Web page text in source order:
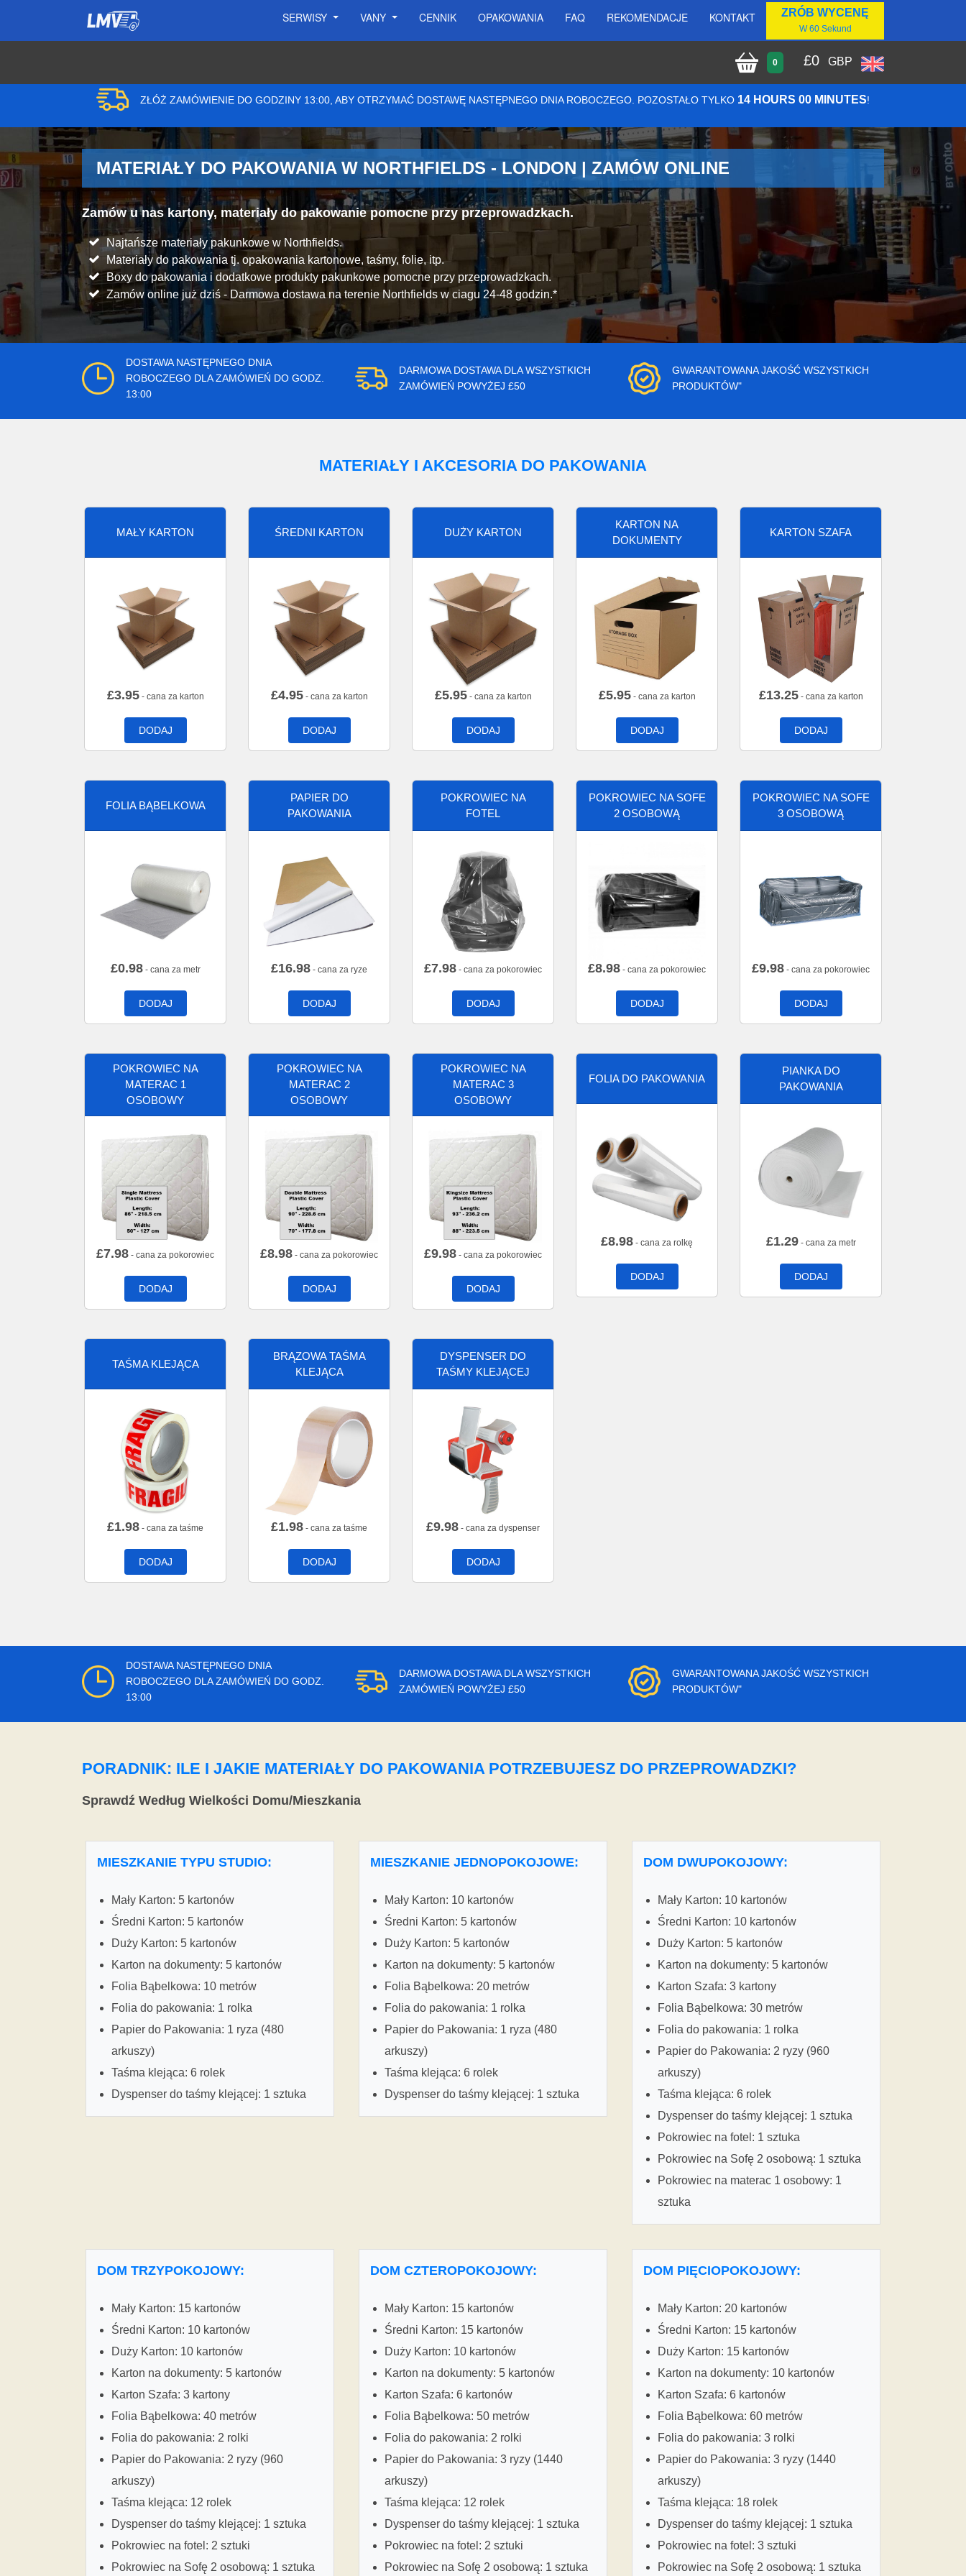
SERWISY VANY CENNIK OPAKOWANIA FAQ REKOMENDACJE KONTAKT ZRÓB WYCENĘ
W 60 Sekund
0 £0 GBP
ZŁÓŻ ZAMÓWIENIE DO GODZINY 13:00, ABY OTRZYMAĆ DOSTAWĘ NASTĘPNEGO DNIA ROBOCZEGO. POZOSTAŁO TYLKO 14 HOURS 00 MINUTES!
MATERIAŁY DO PAKOWANIA W NORTHFIELDS - LONDON | ZAMÓW ONLINE
Zamów u nas kartony, materiały do pakowanie pomocne przy przeprowadzkach.
Najtańsze materiały pakunkowe w Northfields.
Materiały do pakowania tj. opakowania kartonowe, taśmy, folie, itp.
Boxy do pakowania i dodatkowe produkty pakunkowe pomocne przy przeprowadzkach.
Zamów online już dziś - Darmowa dostawa na terenie Northfields w ciagu 24-48 godzin.*
DOSTAWA NASTĘPNEGO DNIA
ROBOCZEGO DLA ZAMÓWIEŃ DO GODZ.
13:00
DARMOWA DOSTAWA DLA WSZYSTKICH
ZAMÓWIEŃ POWYŻEJ £50
GWARANTOWANA JAKOŚĆ WSZYSTKICH
PRODUKTÓW"
MATERIAŁY I AKCESORIA DO PAKOWANIA
MAŁY KARTON
£3.95- cana za karton
DODAJ
ŚREDNI KARTON
£4.95- cana za karton
DODAJ
DUŻY KARTON
£5.95- cana za karton
DODAJ
KARTON NA
DOKUMENTY
£5.95- cana za karton
DODAJ
KARTON SZAFA
£13.25- cana za karton
DODAJ
FOLIA BĄBELKOWA
£0.98- cana za metr
DODAJ
PAPIER DO
PAKOWANIA
£16.98 - cana za ryze
DODAJ
POKROWIEC NA
FOTEL
£7.98 - cana za pokorowiec
DODAJ
POKROWIEC NA SOFE
2 OSOBOWĄ
£8.98 - cana za pokorowiec
DODAJ
POKROWIEC NA SOFE
3 OSOBOWĄ
£9.98 - cana za pokorowiec
DODAJ
POKROWIEC NA
MATERAC 1
OSOBOWY
£7.98 - cana za pokorowiec
DODAJ
POKROWIEC NA
MATERAC 2
OSOBOWY
£8.98 - cana za pokorowiec
DODAJ
POKROWIEC NA
MATERAC 3
OSOBOWY
£9.98 - cana za pokorowiec
DODAJ
FOLIA DO PAKOWANIA
£8.98 - cana za rolkę
DODAJ
PIANKA DO
PAKOWANIA
£1.29- cana za metr
DODAJ
TAŚMA KLEJĄCA
£1.98 - cana za taśme
DODAJ
BRĄZOWA TAŚMA
KLEJĄCA
£1.98 - cana za taśme
DODAJ
DYSPENSER DO
TAŚMY KLEJĄCEJ
£9.98 - cana za dyspenser
DODAJ
DOSTAWA NASTĘPNEGO DNIA
ROBOCZEGO DLA ZAMÓWIEŃ DO GODZ.
13:00
DARMOWA DOSTAWA DLA WSZYSTKICH
ZAMÓWIEŃ POWYŻEJ £50
GWARANTOWANA JAKOŚĆ WSZYSTKICH
PRODUKTÓW"
PORADNIK: ILE I JAKIE MATERIAŁY DO PAKOWANIA POTRZEBUJESZ DO PRZEPROWADZKI?
Sprawdź Według Wielkości Domu/Mieszkania
MIESZKANIE TYPU STUDIO:
Mały Karton: 5 kartonów
Średni Karton: 5 kartonów
Duży Karton: 5 kartonów
Karton na dokumenty: 5 kartonów
Folia Bąbelkowa: 10 metrów
Folia do pakowania: 1 rolka
Papier do Pakowania: 1 ryza (480
arkuszy)
Taśma klejąca: 6 rolek
Dyspenser do taśmy klejącej: 1 sztuka
MIESZKANIE JEDNOPOKOJOWE:
Mały Karton: 10 kartonów
Średni Karton: 5 kartonów
Duży Karton: 5 kartonów
Karton na dokumenty: 5 kartonów
Folia Bąbelkowa: 20 metrów
Folia do pakowania: 1 rolka
Papier do Pakowania: 1 ryza (480
arkuszy)
Taśma klejąca: 6 rolek
Dyspenser do taśmy klejącej: 1 sztuka
DOM DWUPOKOJOWY:
Mały Karton: 10 kartonów
Średni Karton: 10 kartonów
Duży Karton: 5 kartonów
Karton na dokumenty: 5 kartonów
Karton Szafa: 3 kartony
Folia Bąbelkowa: 30 metrów
Folia do pakowania: 1 rolka
Papier do Pakowania: 2 ryzy (960
arkuszy)
Taśma klejąca: 6 rolek
Dyspenser do taśmy klejącej: 1 sztuka
Pokrowiec na fotel: 1 sztuka
Pokrowiec na Sofę 2 osobową: 1 sztuka
Pokrowiec na materac 1 osobowy: 1
sztuka
DOM TRZYPOKOJOWY:
Mały Karton: 15 kartonów
Średni Karton: 10 kartonów
Duży Karton: 10 kartonów
Karton na dokumenty: 5 kartonów
Karton Szafa: 3 kartony
Folia Bąbelkowa: 40 metrów
Folia do pakowania: 2 rolki
Papier do Pakowania: 2 ryzy (960
arkuszy)
Taśma klejąca: 12 rolek
Dyspenser do taśmy klejącej: 1 sztuka
Pokrowiec na fotel: 2 sztuki
Pokrowiec na Sofę 2 osobową: 1 sztuka
DOM CZTEROPOKOJOWY:
Mały Karton: 15 kartonów
Średni Karton: 15 kartonów
Duży Karton: 10 kartonów
Karton na dokumenty: 5 kartonów
Karton Szafa: 6 kartonów
Folia Bąbelkowa: 50 metrów
Folia do pakowania: 2 rolki
Papier do Pakowania: 3 ryzy (1440
arkuszy)
Taśma klejąca: 12 rolek
Dyspenser do taśmy klejącej: 1 sztuka
Pokrowiec na fotel: 2 sztuki
Pokrowiec na Sofę 2 osobową: 1 sztuka
DOM PIĘCIOPOKOJOWY:
Mały Karton: 20 kartonów
Średni Karton: 15 kartonów
Duży Karton: 15 kartonów
Karton na dokumenty: 10 kartonów
Karton Szafa: 6 kartonów
Folia Bąbelkowa: 60 metrów
Folia do pakowania: 3 rolki
Papier do Pakowania: 3 ryzy (1440
arkuszy)
Taśma klejąca: 18 rolek
Dyspenser do taśmy klejącej: 1 sztuka
Pokrowiec na fotel: 3 sztuki
Pokrowiec na Sofę 2 osobową: 1 sztuka